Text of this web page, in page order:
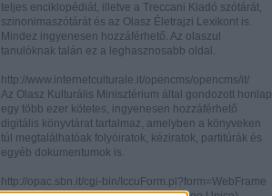
teljes enciklopédiát, illetve a Treccani Kiadó szótárát,
szinonimaszótárát és az Olasz Életrajzi Lexikont is.
Mindez ingyenesen hozzáférhető. Az olaszul
tanulóknak talán ez a leghasznosabb oldal.
http://www.internetculturale.it/opencms/opencms/it/
Az Olasz Kulturális Minisztérium által gondozott honlap
egy több ezer kötetes, ingyenesen hozzáférhető
digitális könyvtárat tartalmaz, amelyben a könyveken
túl megtalálhatóak folyóiratok, kéziratok, partitúrák és
egyéb dokumentumok is.
http://opac.sbn.it/cgi-bin/IccuForm.pl?form=WebFrame